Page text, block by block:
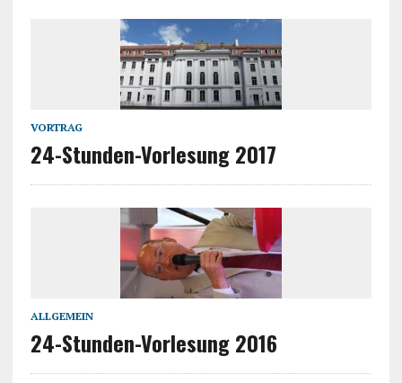
VORTRAG
24-Stunden-Vorlesung 2017
ALLGEMEIN
24-Stunden-Vorlesung 2016